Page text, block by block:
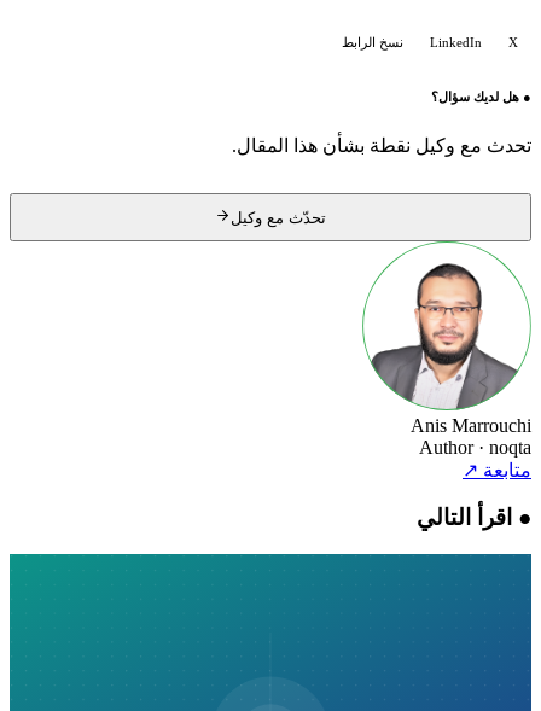
LinkedIn نسخ الرابط
●هل لديك سؤال؟
تحدث مع وكيل نقطة بشأن هذا المقال.
تحدّث مع وكيل
Anis Marrouchi
Author · noqta
متابعة↗
●اقرأ التالي